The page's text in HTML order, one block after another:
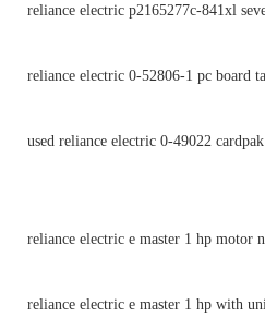
reliance electric p2165277c-841xl
reliance electric 0-52806-1 pc board
used reliance electric 0-49022
reliance electric e master 1 hp motor
reliance electric e master 1 hp with